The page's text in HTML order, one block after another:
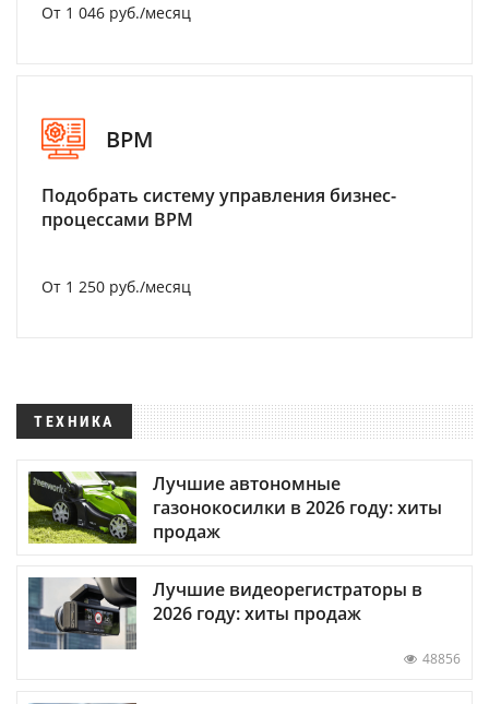
От 1 046 руб./месяц
BPM
Подобрать систему управления бизнес-
процессами BPM
От 1 250 руб./месяц
ТЕХНИКА
Лучшие автономные
газонокосилки в 2026 году: хиты
продаж
Лучшие видеорегистраторы в
2026 году: хиты продаж
48856